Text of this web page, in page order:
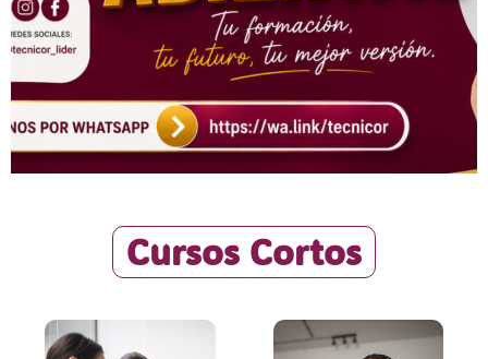
Cursos Cortos